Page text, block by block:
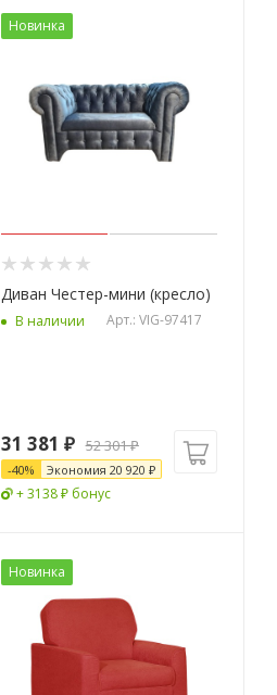
Новинка
Диван Честер-мини (кресло)
В наличии Арт.: VIG-97417
31 381 ₽ 52 301₽
-40% Экономия 20 920 ₽
+ 3138 ₽ бонус
Новинка